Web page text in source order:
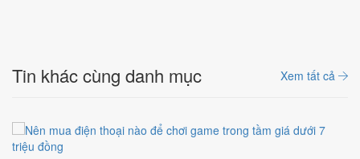
Tin khác cùng danh mục Xem tất cả